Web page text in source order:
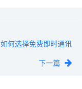
如何选择免费即时通讯
下一篇